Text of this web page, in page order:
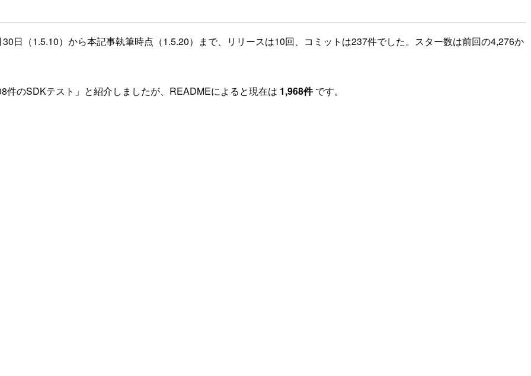
日（1.5.10）から本記事執筆時点（1.5.20）まで、リリースは10回、コミットは237件でした。スター数は前回の4,276か
のSDKテスト」と紹介しましたが、READMEによると現在は 1,968件です。